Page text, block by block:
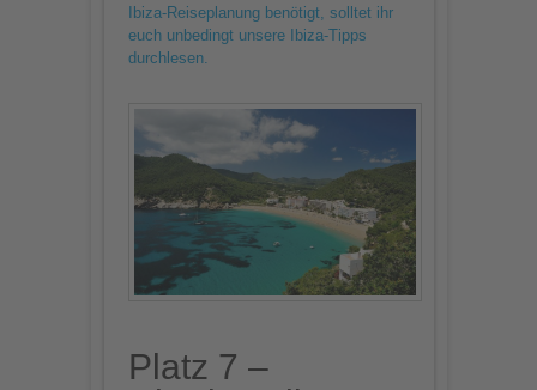
Ibiza-Reiseplanung benötigt, solltet ihr
euch unbedingt unsere Ibiza-Tipps
durchlesen.
Platz 7 –